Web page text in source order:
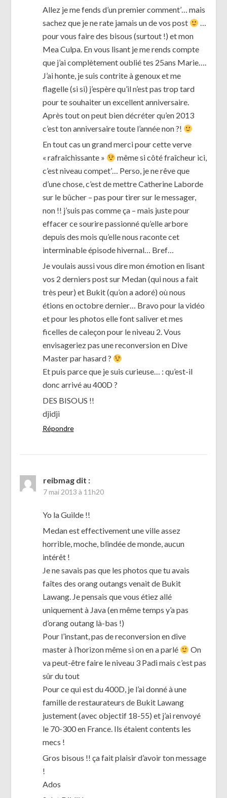
Allez je me fends d’un premier comment’… mais
sachez que je ne rate jamais un de vos post
…
pour vous faire des bisous (surtout !) et mon
Mea Culpa. En vous lisant je me rends compte
que j’ai complètement oublié tes 25ans Marie….
J’ai honte, je suis contrite à genoux et me
flagelle (si si) j’espère qu’il n’est pas trop tard
pour te souhaiter un excellent anniversaire.
Après tout on peut bien décréter qu’en 2013
c’est ton anniversaire toute l’année non ?!
En tout cas un grand merci pour cette verve
« rafraîchissante »
même si côté fraîcheur ici,
c’est niveau compet’… Perso, je ne rêve que
d’une chose, c’est de mettre Catherine Laborde
sur le bûcher – pas pour tirer sur le messager,
non !! j’suis pas comme ça – mais juste pour
effacer ce sourire passionné qu’elle arbore
depuis des mois qu’elle nous raconte cet
interminable épisode hivernal… Bref…
Je voulais aussi vous dire mon émotion en lisant
vos 2 derniers post sur Medan (qui nous a fait
très peur) et Bukit (qu’on a adoré) où nous
étions en octobre dernier… Bravo pour la vidéo
et pour les photos elle font saliver et mes
ficelles de caleçon pour le niveau 2. Vous
envisageriez pas une reconversion en Dive
Master par hasard ?
Et puis parce que je suis curieuse… : qu’est-il
donc arrivé au 400D ?
DES BISOUS !!
djidji
Répondre
reibmag dit :
7 mai 2013 à 11h20
Yo la Guilde !!
Medan est effectivement une ville assez
horrible, moche, blindée de monde, aucun
intérêt !
Je ne savais pas que les photos que tu avais
faîtes des orang outangs venait de Bukit
Lawang. Je pensais que vous étiez allé
uniquement à Java (en même temps y’a pas
d’orang outang là-bas !)
Pour l’instant, pas de reconversion en dive
master à l’horizon même si on en a parlé
On
va peut-être faire le niveau 3 Padi mais c’est pas
sûr du tout
Pour ce qui est du 400D, je l’ai donné à une
famille de restaurateurs de Bukit Lawang
justement (avec objectif 18-55) et j’ai renvoyé
le 70-300 en France. Ils étaient contents les
mecs !
Gros bisous !! ça fait plaisir d’avoir ton message
!
Ados